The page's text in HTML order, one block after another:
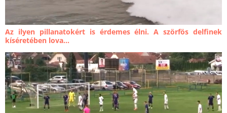
Az ilyen pillanatokért is érdemes élni. A szörfös delfinek
kíséretében lova...